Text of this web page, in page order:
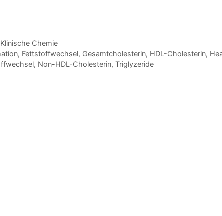
Klinische Chemie
, Fettstoffwechsel, Gesamtcholesterin, HDL-Cholesterin,
, Non-HDL-Cholesterin, Triglyzeride